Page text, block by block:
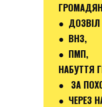
● ДОЗВІЛ
● ВНЗ,
● ПМП,
НАБУТТЯ
● ЗА
● ЧЕРЕЗ